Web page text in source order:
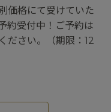
価格にて受けていた
約受付中！ご予約は
ださい。（期限：12